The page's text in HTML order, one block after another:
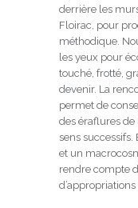
derrière les
Floirac, pour
méthodique.
les yeux pour
touché, frotté,
devenir. La
permet de
des éraflures de
sens
et un
rendre compte